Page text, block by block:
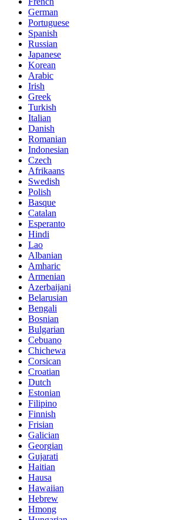
German
Portuguese
Spanish
Russian
Japanese
Korean
Arabic
Irish
Greek
Turkish
Italian
Danish
Romanian
Indonesian
Czech
Afrikaans
Swedish
Polish
Basque
Catalan
Esperanto
Hindi
Lao
Albanian
Amharic
Armenian
Azerbaijani
Belarusian
Bengali
Bosnian
Bulgarian
Cebuano
Chichewa
Corsican
Croatian
Dutch
Estonian
Filipino
Finnish
Frisian
Galician
Georgian
Gujarati
Haitian
Hausa
Hawaiian
Hebrew
Hmong